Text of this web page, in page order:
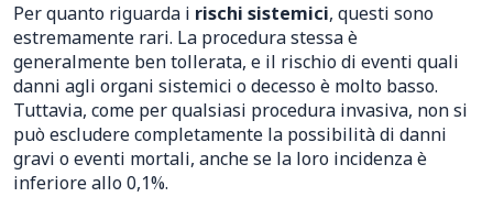
Per quanto riguarda i rischi sistemici, questi sono
estremamente rari. La procedura stessa è
generalmente ben tollerata, e il rischio di eventi quali
danni agli organi sistemici o decesso è molto basso.
Tuttavia, come per qualsiasi procedura invasiva, non si
può escludere completamente la possibilità di danni
gravi o eventi mortali, anche se la loro incidenza è
inferiore allo 0,1%.